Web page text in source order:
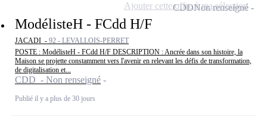
ModélisteH - FCdd H/F
JACADI - 92 - LEVALLOIS-PERRET
POSTE : ModélisteH - FCdd H/F DESCRIPTION : Ancrée dans son histoire, la
Maison se projette constamment vers l'avenir en relevant les défis de transformation,
de digitalisation et...
CDD - Non renseigné
Publié il y a plus de 30 jours
CDDNon renseigné
Ajouter cette offre à ma sélection